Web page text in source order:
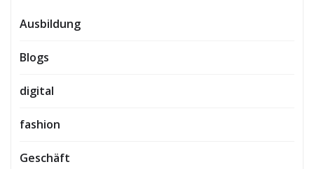
Ausbildung
Blogs
digital
fashion
Geschäft